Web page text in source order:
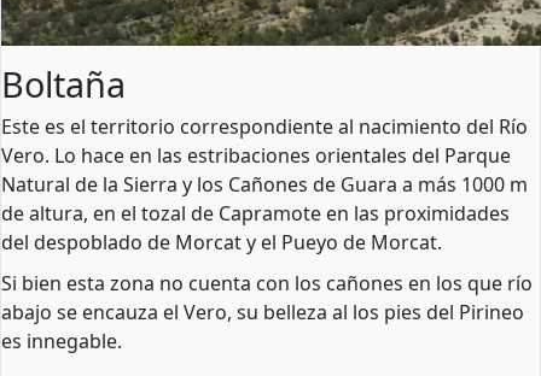
Boltaña
Este es el territorio correspondiente al nacimiento del Río
Vero. Lo hace en las estribaciones orientales del Parque
Natural de la Sierra y los Cañones de Guara a más 1000 m
de altura, en el tozal de Capramote en las proximidades
del despoblado de Morcat y el Pueyo de Morcat.
Si bien esta zona no cuenta con los cañones en los que río
abajo se encauza el Vero, su belleza al los pies del Pirineo
es innegable.